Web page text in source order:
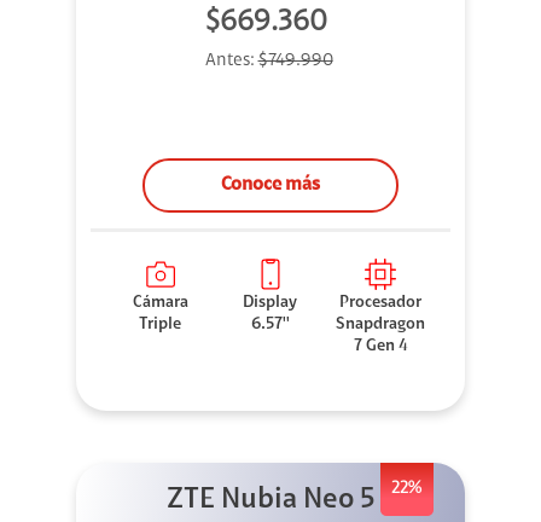
$669.360
Antes:$749.990
Conoce más
Cámara
Triple
Display
6.57''
Procesador
Snapdragon
7 Gen 4
22%
ZTE Nubia Neo 5